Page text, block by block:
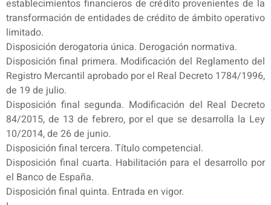
establecimientos financieros de crédito provenientes de la
transformación de entidades de crédito de ámbito operativo
limitado.
Disposición derogatoria única. Derogación normativa.
Disposición final primera. Modificación del Reglamento del
Registro Mercantil aprobado por el Real Decreto 1784/1996,
de 19 de julio.
Disposición final segunda. Modificación del Real Decreto
84/2015, de 13 de febrero, por el que se desarrolla la Ley
10/2014, de 26 de junio.
Disposición final tercera. Título competencial.
Disposición final cuarta. Habilitación para el desarrollo por
el Banco de España.
Disposición final quinta. Entrada en vigor.